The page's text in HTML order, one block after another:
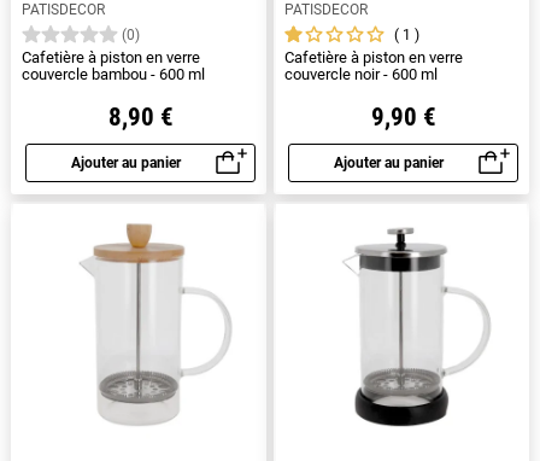
PATISDECOR
(0)
Cafetière à piston en verre
couvercle bambou - 600 ml
8,90 €
Ajouter au panier
Aperçu rapide
PATISDECOR
1
Cafetière à piston en verre
couvercle noir - 600 ml
9,90 €
Ajouter au panier
Aperçu rapide